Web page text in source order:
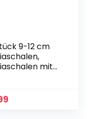
9-12 cm
mit
Reptilien,